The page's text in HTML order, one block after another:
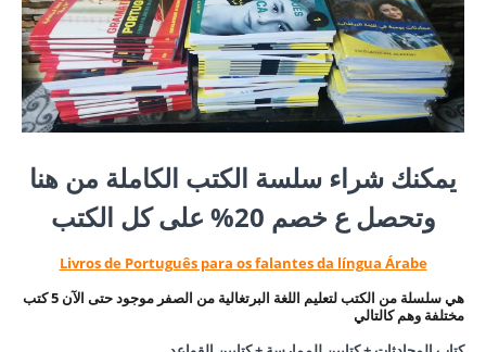
يمكنك شراء سلسة الكتب الكاملة من هنا
وتحصل ع خصم 20% على كل الكتب
Livros de Português para os falantes da língua Árabe
هي سلسلة من الكتب لتعليم اللغة البرتغالية من الصفر موجود حتى الآن 5 كتب
مختلفة وهم كالتالي